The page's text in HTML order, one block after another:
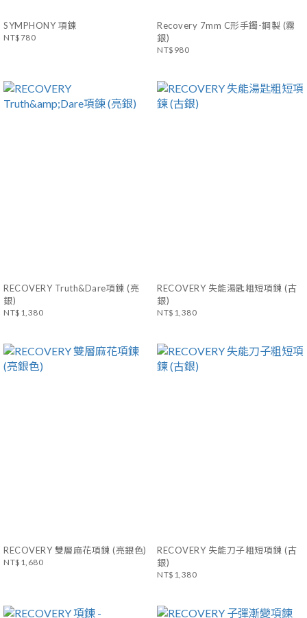
SYMPHONY 項鍊
NT$780
Recovery 7mm C形手鐲-鋼製 (霧
銀)
NT$980
RECOVERY Truth&Dare項鍊 (亮
銀)
NT$1,380
RECOVERY 失能湯匙粗短項鍊 (古
銀)
NT$1,380
RECOVERY 雙層麻花項鍊 (亮銀色)
NT$1,680
RECOVERY 失能刀子粗短項鍊 (古
銀)
NT$1,380